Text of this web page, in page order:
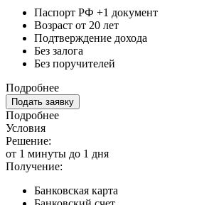
Паспорт РФ +1 документ
Возраст от 20 лет
Подтверждение дохода
Без залога
Без поручителей
Подробнее
Подать заявку
Подробнее
Условия
Решение:
от 1 минуты до 1 дня
Получение:
Банковская карта